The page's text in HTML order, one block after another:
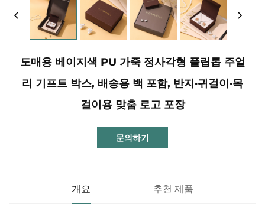
도매용 베이지색 PU 가죽 정사각형 플립톱 주얼
리 기프트 박스, 배송용 백 포함, 반지·귀걸이·목
걸이용 맞춤 로고 포장
문의하기
개요 추천 제품